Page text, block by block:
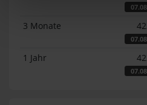
3 Monate
1 Jahr